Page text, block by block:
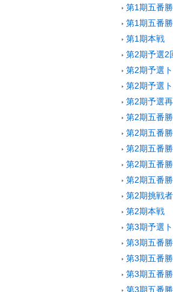
第1期五番
第1期五番
第1期本戦
第2期予選2
第2期予選
第2期予選
第2期予選
第2期五番
第2期五番
第2期五番
第2期五番
第2期五番
第2期挑戦
第2期本戦
第3期予選
第3期五番
第3期五番
第3期五番
第3期五番